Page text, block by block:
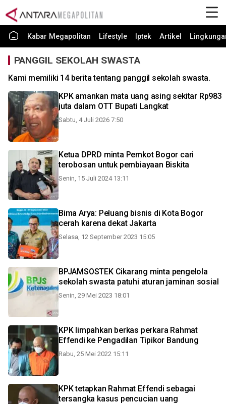
Kabar Megapolitan Lifestyle Iptek Artikel
PANGGIL SEKOLAH SWASTA
Kami memiliki 14 berita tentang panggil sekolah swasta.
KPK amankan mata uang asing sekitar Rp983
juta dalam OTT Bupati Langkat
Sabtu, 4 Juli 2026 7:50
Ketua DPRD minta Pemkot Bogor cari
terobosan untuk pembiayaan Biskita
Senin, 15 Juli 2024 13:11
Bima Arya: Peluang bisnis di Kota Bogor
cerah karena dekat Jakarta
Selasa, 12 September 2023 15:05
BPJAMSOSTEK Cikarang minta pengelola
sekolah swasta patuhi aturan jaminan sosial
Senin, 29 Mei 2023 18:01
KPK limpahkan berkas perkara Rahmat
Effendi ke Pengadilan Tipikor Bandung
Rabu, 25 Mei 2022 15:11
KPK tetapkan Rahmat Effendi sebagai
tersangka kasus pencucian uang